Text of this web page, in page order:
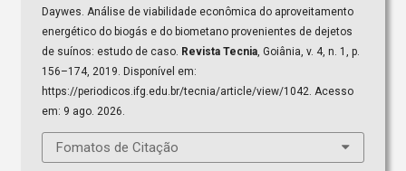
Daywes. Análise de viabilidade econômica do aproveitamento
energético do biogás e do biometano provenientes de dejetos
de suínos: estudo de caso. Revista Tecnia, Goiânia, v. 4, n. 1, p.
156–174, 2019. Disponível em:
https://periodicos.ifg.edu.br/tecnia/article/view/1042. Acesso
em: 9 ago. 2026.
Fomatos de Citação